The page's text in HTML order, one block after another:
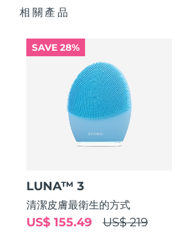
相關產品
SAVE 28%
LUNA™ 3
清潔皮膚最衛生的方式
US$ 219
US$ 155.49